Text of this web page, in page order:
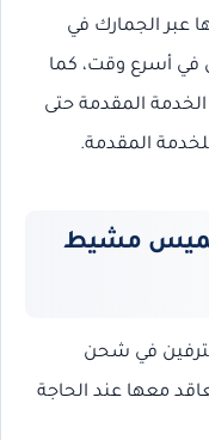
عبر الجمارك في
أسرع وقت، كما
المقدمة حتى
المقدمة.
مشيط
في شحن
معها عند الحاجة